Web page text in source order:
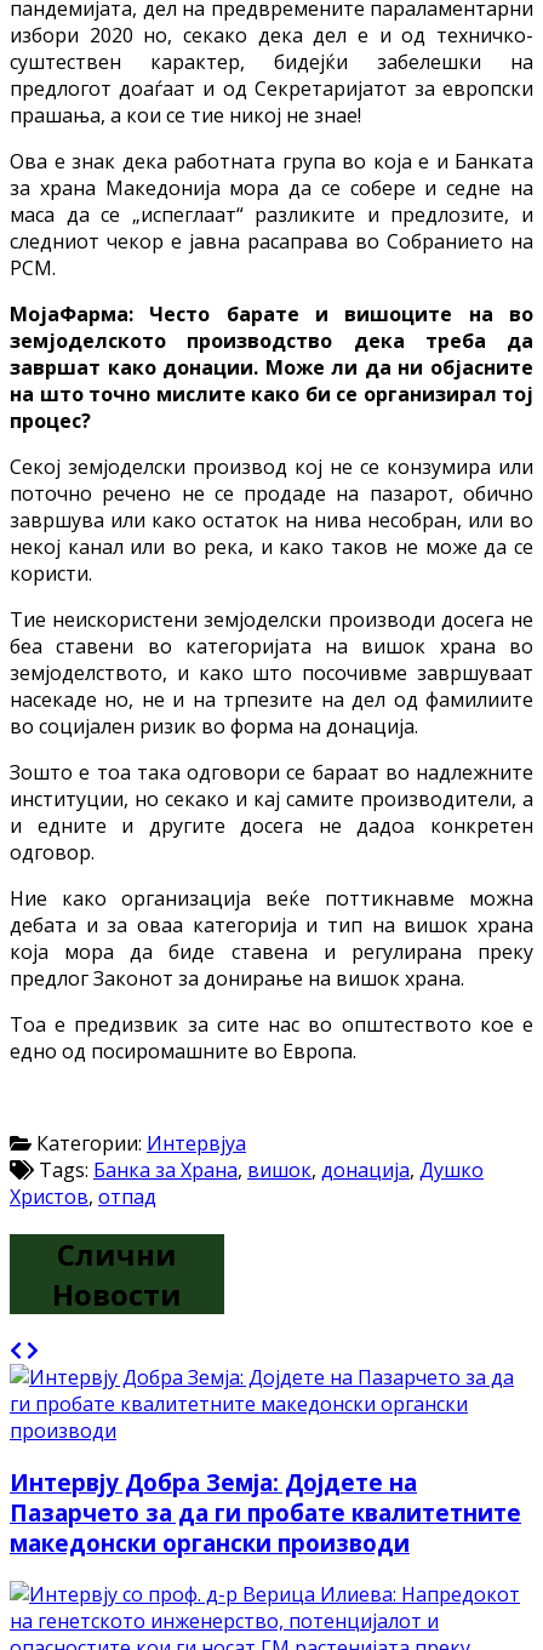
пандемијата, дел на предвремените параламентарни
избори 2020 но, секако дека дел е и од техничко-
суштествен карактер, бидејќи забелешки на
предлогот доаѓаат и од Секретаријатот за европски
прашања, а кои се тие никој не знае!
Ова е знак дека работната група во која е и Банката
за храна Македонија мора да се собере и седне на
маса да се „испеглаат“ разликите и предлозите, и
следниот чекор е јавна расаправа во Собранието на
РСМ.
МојаФарма: Често барате и вишоците на во
земјоделското производство дека треба да
завршат како донации. Може ли да ни објасните
на што точно мислите како би се организирал тој
процес?
Секој земјоделски производ кој не се конзумира или
поточно речено не се продаде на пазарот, обично
завршува или како остаток на нива несобран, или во
некој канал или во река, и како таков не може да се
користи.
Тие неискористени земјоделски производи досега не
беа ставени во категоријата на вишок храна во
земјоделството, и како што посочивме завршуваат
насекаде но, не и на трпезите на дел од фамилиите
во социјален ризик во форма на донација.
Зошто е тоа така одговори се бараат во надлежните
институции, но секако и кај самите производители, а
и едните и другите досега не дадоа конкретен
одговор.
Ние како организација веќе поттикнавме можна
дебата и за оваа категорија и тип на вишок храна
која мора да биде ставена и регулирана преку
предлог Законот за донирање на вишок храна.
Тоа е предизвик за сите нас во општеството кое е
едно од посиромашните во Европа.
Категории: Интервјуа
Tags: Банка за Храна, вишок, донација, Душко
Христов, отпад
Слични
Новости
Интервју Добра Земја: Дојдете на
Пазарчето за да ги пробате квалитетните
македонски органски производи